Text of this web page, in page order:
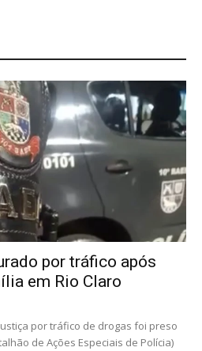
por tráfico após
em Rio Claro
por tráfico de drogas foi preso
de Ações Especiais de Polícia)